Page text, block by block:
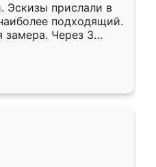
Эскизы прислали в
подходящий.
замера. Через 3
готова. Остались
Ренессанс
работу!